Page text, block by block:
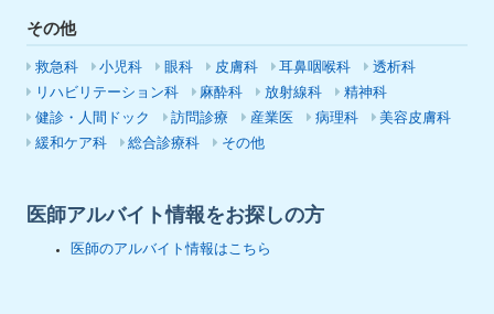
その他
救急科 小児科 眼科 皮膚科 耳鼻咽喉科
透析科
リハビリテーション科
麻酔科 放射線科
精神科
健診・人間ドック
訪問診療 産業医 病理科
美容皮膚科
緩和ケア科
総合診療科 その他
医師アルバイト情報をお探しの方
医師のアルバイト情報はこちら